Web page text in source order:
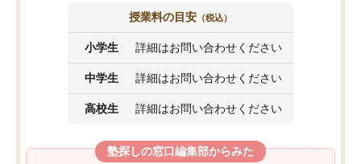
授業料の目安 （税込）
小学生 詳細はお問い合わせください
中学生 詳細はお問い合わせください
高校生 詳細はお問い合わせください
塾探しの窓口編集部からみた